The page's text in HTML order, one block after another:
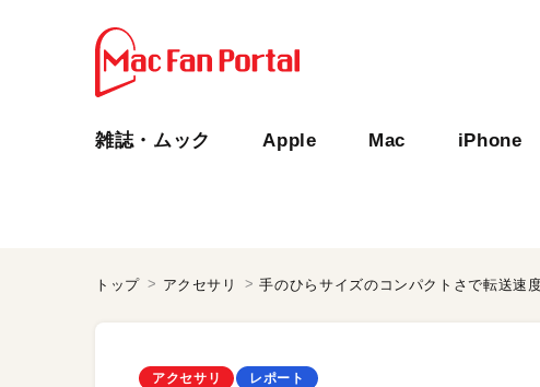
雑誌・ムック Apple Mac iPhone
トップ アクセサリ 手のひらサイズのコンパクトさで転送速
アクセサリ レポート